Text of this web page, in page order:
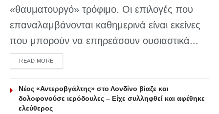
«θαυματουργό» τρόφιμο. Οι επιλογές που
επαναλαμβάνονται καθημερινά είναι εκείνες
που μπορούν να επηρεάσουν ουσιαστικά...
READ MOREDETAILS
Νέος «Αντεροβγάλτης» στο Λονδίνο βίαζε και
δολοφονούσε ιερόδουλες – Είχε συλληφθεί και αφέθηκε
ελεύθερος